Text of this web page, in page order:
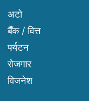
अटो
बैँक / वित्त
पर्यटन
रोजगार
विजनेश